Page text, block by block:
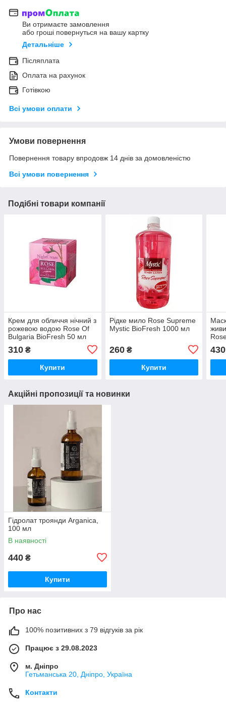
Ви отримаєте замовлення
або гроші повернуться на вашу картку
Детальніше
Післяплата
Оплата на рахунок
Готівкою
Всі умови оплати
Умови повернення
Повернення товару впродовж 14 днів за домовленістю
Всі умови повернення
Подібні товари компанії
Крем для обличчя нічний з
рожевою водою Rose Of
Bulgaria BioFresh 50 мл
310 ₴
Купити
Рідке мило Rose Supreme
Mystic BioFresh 1000 мл
260₴
Купити
430
Акційні пропозиції та новинки
Гідролат троянди Arganica,
100 мл
В наявності
440 ₴
Купити
Про нас
100% позитивних з 79 відгуків за рік
Працює з 29.08.2023
м. Дніпро
Гетьманська 20, Дніпро, Україна
Контакти